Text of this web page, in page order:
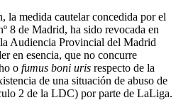
la medida cautelar concedida por el
8 de Madrid, ha sido revocada en
Audiencia Provincial del Madrid
en esencia, que no concurre
o fumus boni urisrespecto de la
de una situación de abuso de
2 de la LDC) por parte de LaLiga.